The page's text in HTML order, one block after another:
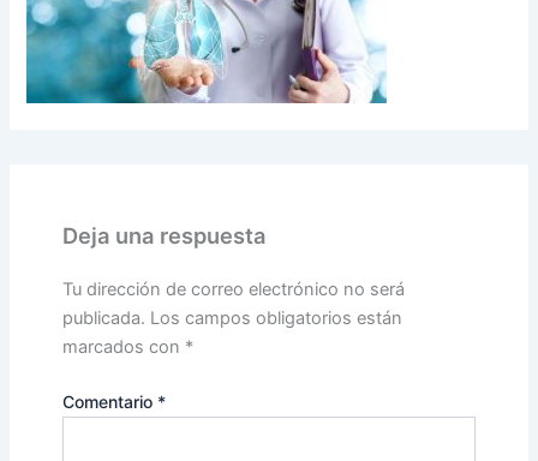
Deja una respuesta
Tu dirección de correo electrónico no será
publicada. Los campos obligatorios están
marcados con *
Comentario *